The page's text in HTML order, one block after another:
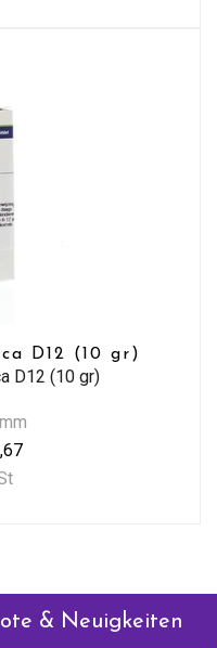
D12 (10 gr)
D12 (10 gr)
& Neuigkeiten